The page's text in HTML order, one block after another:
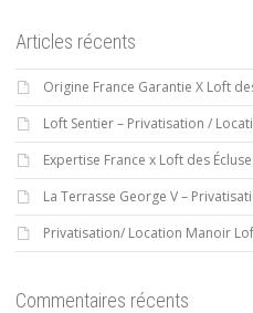
Articles récents
Origine France Garantie X Loft
Loft Sentier – Privatisation /
Expertise France x Loft des
La Terrasse George V –
Privatisation/ Location Manoir
Commentaires récents